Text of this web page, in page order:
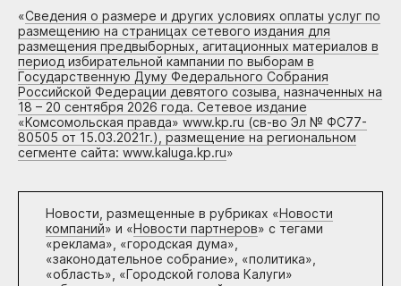
«Сведения о размере и других условиях оплаты услуг по
размещению на страницах сетевого издания для
размещения предвыборных, агитационных материалов в
период избирательной кампании по выборам в
Государственную Думу Федерального Собрания
Российской Федерации девятого созыва, назначенных на
18 – 20 сентября 2026 года. Сетевое издание
«Комсомольская правда» www.kp.ru (св-во Эл № ФС77-
80505 от 15.03.2021г.), размещение на региональном
сегменте сайта: www.kaluga.kp.ru»
Новости, размещенные в рубриках «Новости
компаний» и «Новости партнеров» с тегами
«реклама», «городская дума»,
«законодательное собрание», «политика»,
«область», «Городской голова Калуги»